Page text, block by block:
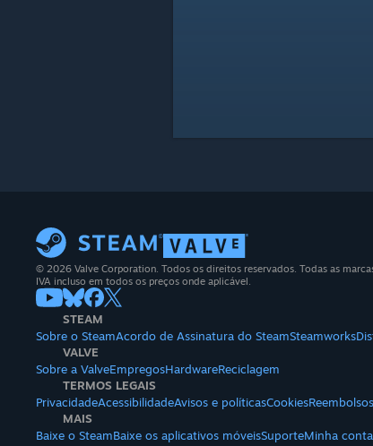
© 2026 Valve Corporation. Todos os direitos reservados. Todas as
IVA incluso em todos os preços onde aplicável.
STEAM
Sobre o SteamAcordo de Assinatura do SteamSteamworks
VALVE
Sobre a ValveEmpregosHardwareReciclagem
TERMOS LEGAIS
PrivacidadeAcessibilidadeAvisos e políticasCookiesReembolsos
MAIS
Baixe o SteamBaixe os aplicativos móveisSuporteMinha conta